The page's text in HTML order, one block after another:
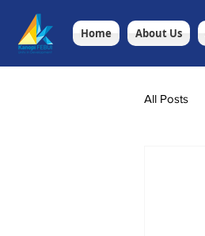
Home About Us
All Posts